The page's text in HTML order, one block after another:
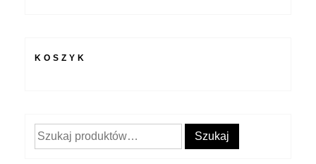
KOSZYK
Szukaj: Szukaj